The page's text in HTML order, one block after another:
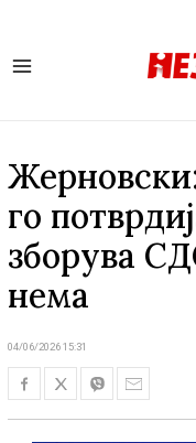
го
зборува
нема
04/06/2026 15:31